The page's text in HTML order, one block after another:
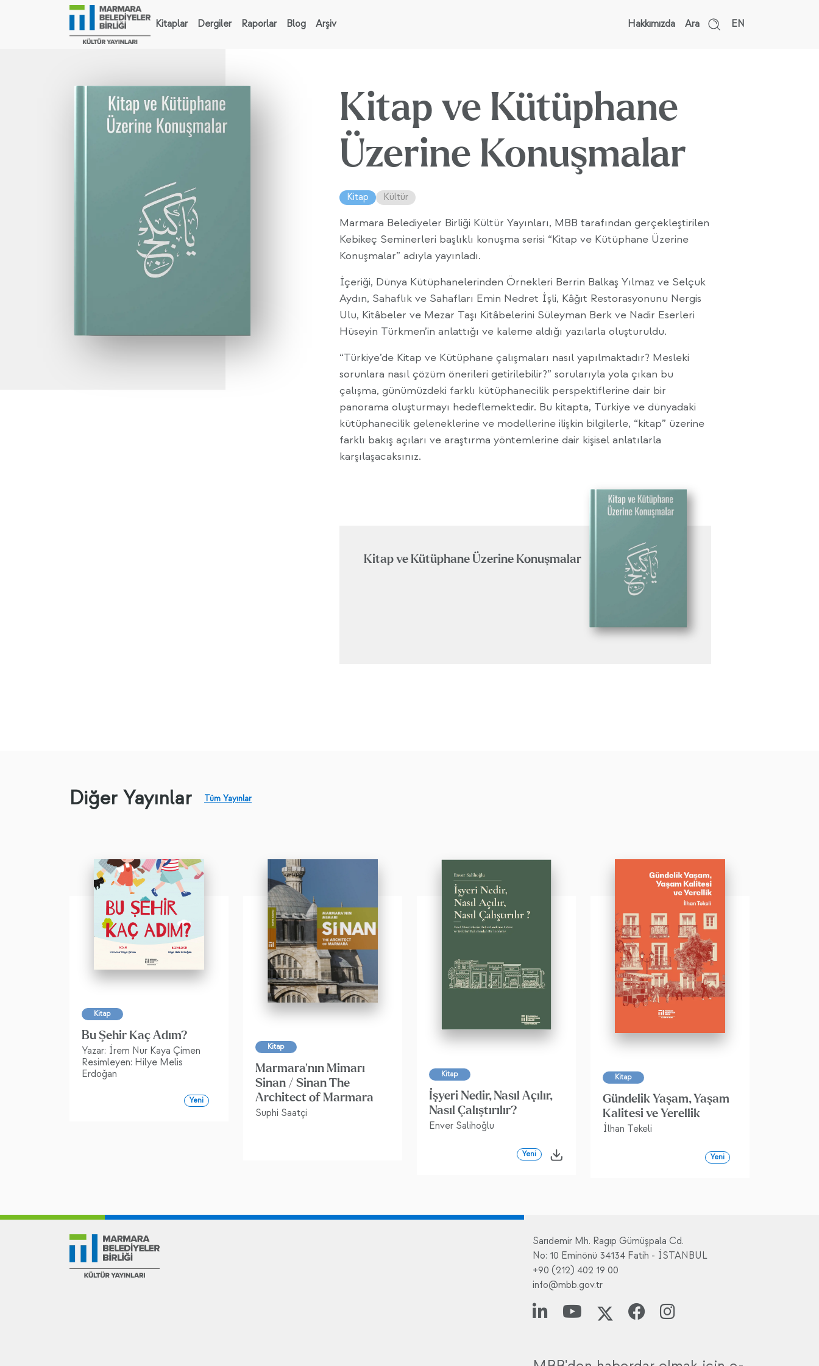
Kitaplar Dergiler Raporlar Blog Arşiv Hakkımızda Ara EN
Kitap ve Kütüphane
Üzerine Konuşmalar
Kitap Kültür
Marmara Belediyeler Birliği Kültür Yayınları, MBB tarafından gerçekleştirilen
Kebikeç Seminerleri başlıklı konuşma serisi “Kitap ve Kütüphane Üzerine
Konuşmalar” adıyla yayınladı.
İçeriği, Dünya Kütüphanelerinden Örnekleri Berrin Balkaş Yılmaz ve Selçuk
Aydın, Sahaflık ve Sahafları Emin Nedret İşli, Kâğıt Restorasyonunu Nergis
Ulu, Kitâbeler ve Mezar Taşı Kitâbelerini Süleyman Berk ve Nadir Eserleri
Hüseyin Türkmen’in anlattığı ve kaleme aldığı yazılarla oluşturuldu.
“Türkiye’de Kitap ve Kütüphane çalışmaları nasıl yapılmaktadır? Mesleki
sorunlara nasıl çözüm önerileri getirilebilir?” sorularıyla yola çıkan bu
çalışma, günümüzdeki farklı kütüphanecilik perspektiflerine dair bir
panorama oluşturmayı hedeflemektedir. Bu kitapta, Türkiye ve dünyadaki
kütüphanecilik geleneklerine ve modellerine ilişkin bilgilerle, “kitap” üzerine
farklı bakış açıları ve araştırma yöntemlerine dair kişisel anlatılarla
karşılaşacaksınız.
Kitap ve Kütüphane Üzerine Konuşmalar
Diğer Yayınlar Tüm Yayınlar
Kitap
Bu Şehir Kaç Adım?
Yazar: İrem Nur Kaya Çimen
Resimleyen: Hilye Melis
Erdoğan
Yeni
Kitap
Marmara'nın Mimarı
Sinan / Sinan The
Architect of Marmara
Suphi Saatçi
Kitap
İşyeri Nedir, Nasıl Açılır,
Nasıl Çalıştırılır?
Enver Salihoğlu
Yeni
Kitap
Gündelik Yaşam, Yaşam
Kalitesi ve Yerellik
İlhan Tekeli
Yeni
Sarıdemir Mh. Ragıp Gümüşpala Cd.
No: 10 Eminönü 34134 Fatih - İSTANBUL
+90 (212) 402 19 00
info@mbb.gov.tr